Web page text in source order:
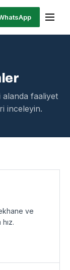
alanda faaliyet
inceleyin.
ve